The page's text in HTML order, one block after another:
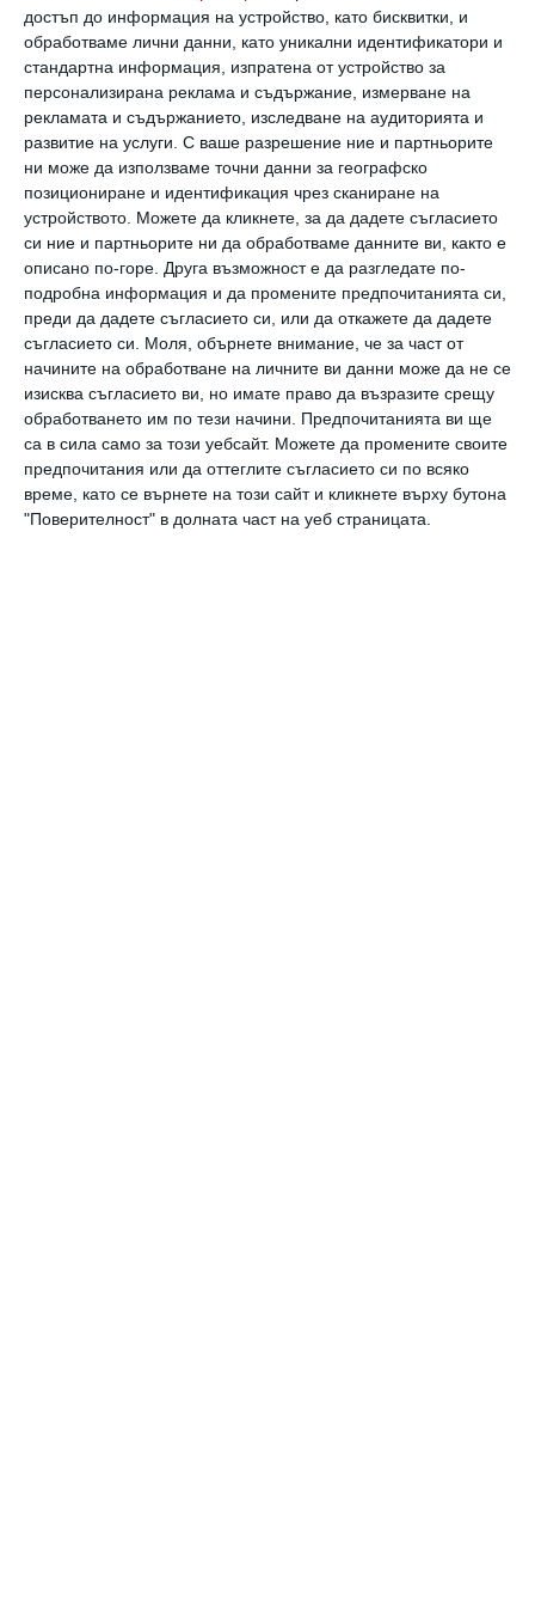
достъп до информация на устройство, като бисквитки, и
обработваме лични данни, като уникални идентификатори и
стандартна информация, изпратена от устройство за
персонализирана реклама и съдържание, измерване на
рекламата и съдържанието, изследване на аудиторията и
развитие на услуги. С ваше разрешение ние и партньорите
ни може да използваме точни данни за географско
позициониране и идентификация чрез сканиране на
устройството. Можете да кликнете, за да дадете съгласието
си ние и партньорите ни да обработваме данните ви, както е
описано по-горе. Друга възможност е да разгледате по-
подробна информация и да промените предпочитанията си,
преди да дадете съгласието си, или да откажете да дадете
съгласието си. Моля, обърнете внимание, че за част от
начините на обработване на личните ви данни може да не се
изисква съгласието ви, но имате право да възразите срещу
обработването им по тези начини. Предпочитанията ви ще
са в сила само за този уебсайт. Можете да промените своите
предпочитания или да оттеглите съгласието си по всяко
време, като се върнете на този сайт и кликнете върху бутона
"Поверителност" в долната част на уеб страницата.
поддържат тялото над водата и не пречат
на движенията.
Очила
За първите уроци очила не се нужни,
твърдят специалисти. Добре е детето да
усети водата и да се запознае с новата
среда. То ще открие, че водата дразни
очите, и само ще поиска да сложи очила, ако е
в басейн. А в морето, ще е по-внимателно и
готово да се срещне с вълните.
То стои не плитко, близо до парапета